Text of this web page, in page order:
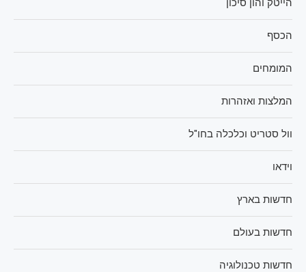
הייטק והון סיכון
הכסף
המומחים
המלצות ואזהרות
וול סטריט וכלכלה בחו"ל
וידאו
חדשות בארץ
חדשות בעולם
חדשות טכנולוגיה